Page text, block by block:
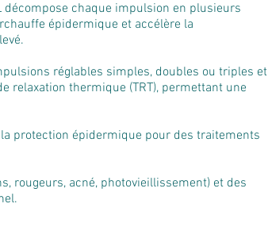
décompose chaque impulsion en plusieurs
épidermique et accélère la
réglables simples, doubles ou triples et
relaxation thermique (TRT), permettant une
protection épidermique pour des traitements
rougeurs, acné, photovieillissement) et des